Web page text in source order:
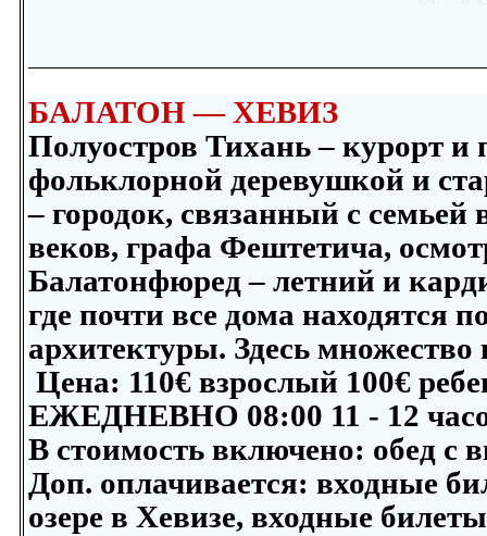
БАЛАТОН — ХЕВИЗ
Полуостров Тихань – курорт
фольклорной деревушкой и
– городок, связанный с
веков, графа Фештетича,
Балатонфюред – летний и
где почти все дома находятся
архитектуры. Здесь множество
Цена: 110€ взрослый 100€
ЕЖЕДНЕВНО 08:00 11 - 12
В стоимость включено: обед с
Доп. оплачивается: входные
озере в Хевизе, входные